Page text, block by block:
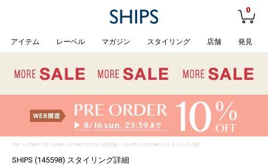
0
アイテム レーベル マガジン スタイリング 店舗 発見
TOP> STAFF STYLING> STAFF STYLING詳細 > SHIPS (145598) スタイリング詳細
SHIPS (145598) スタイリング詳細